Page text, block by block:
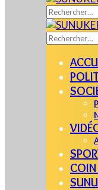
Rechercher :
Rechercher :
COIN